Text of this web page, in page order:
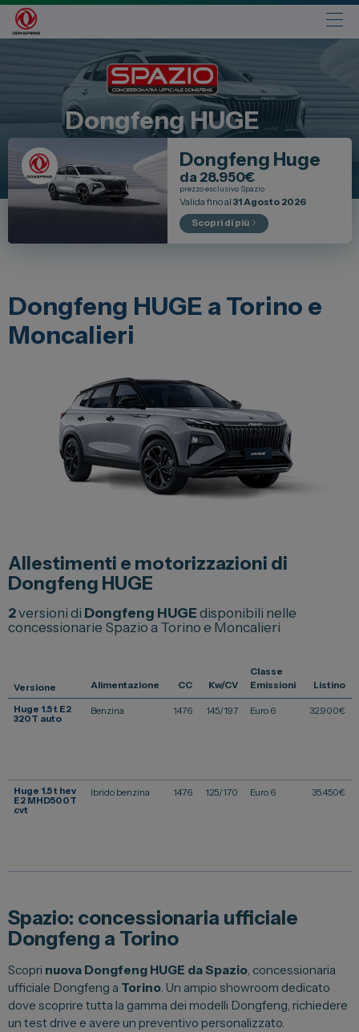
Automobili
Lancia
Alfa Romeo
Jeep
Opel
Leapmotor
Toyota
Dongfeng
Veicoli Commerciali
Toyota
Servizi
Officina
Carrozzeria
Convenzioni
Gruppo Spazio
Il Gruppo Spazio
Impegno per l’Ambiente
Impegno per il Sociale
Comunità Energetica
Dongfeng HUGE
Dongfeng Huge
da 28.950€
prezzo esclusivo Spazio
Valida fino al 31 Agosto 2026
Scopri di più
Dongfeng HUGE a Torino e
Moncalieri
Allestimenti e motorizzazioni di
Dongfeng HUGE
2versioni di Dongfeng HUGEdisponibili nelle
concessionarie Spazio a Torino e Moncalieri
Versione Alimentazione CC Kw/CV
Classe
Emissioni
Listino
Huge 1.5 t E2
320T auto
Benzina 1476 145/197 Euro 6 32.900€
Huge 1.5 t hev
E2 MHD500T
cvt
Ibrido benzina 1476 125/170 Euro 6 35.450€
Spazio: concessionaria ufficiale
Dongfeng a Torino
Scopri nuova Dongfeng HUGE da Spazio, concessionaria
ufficiale Dongfeng a Torino. Un ampio showroom dedicato
dove scoprire tutta la gamma dei modelli Dongfeng, richiedere
un test drive e avere un preventivo personalizzato.